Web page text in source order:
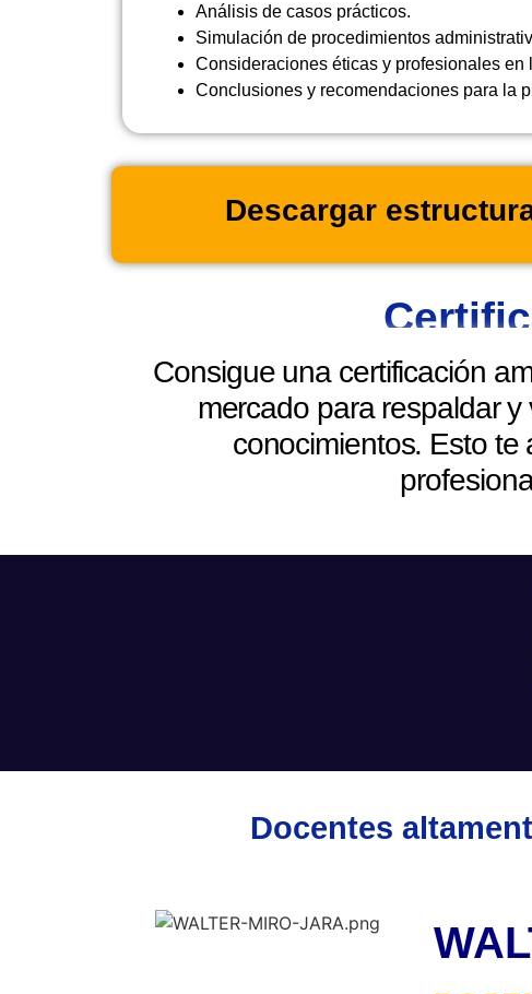
Análisis de casos prácticos.
Simulación de procedimientos
Consideraciones éticas y profesionales
Conclusiones y recomendaciones para la
Descargar
Consigue una certificación
mercado para respaldar
conocimientos. Esto
Docentes